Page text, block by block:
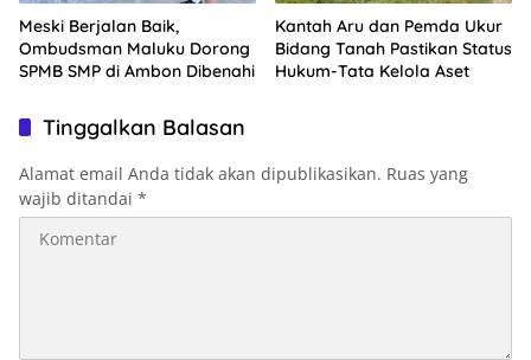
Meski Berjalan Baik,
Ombudsman Maluku Dorong
SPMB SMP di Ambon Dibenahi
Kantah Aru dan Pemda Ukur
Bidang Tanah Pastikan Status
Hukum-Tata Kelola Aset
Tinggalkan Balasan
Alamat email Anda tidak akan dipublikasikan. Ruas yang
wajib ditandai *